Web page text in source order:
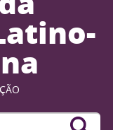
Legislação
Canais